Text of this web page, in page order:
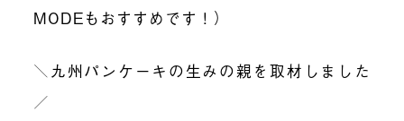
MODEもおすすめです！）
＼九州パンケーキの生みの親を取材しました
／